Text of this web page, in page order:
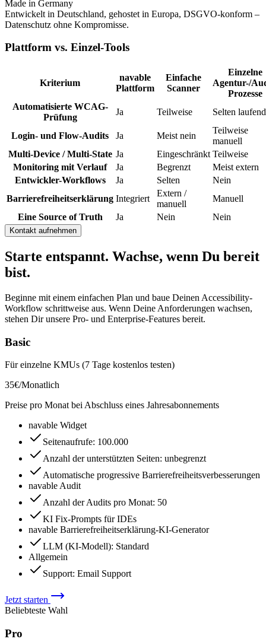
Made in Germany
Entwickelt in Deutschland, gehostet in Europa, DSGVO-konform –
Datenschutz ohne Kompromisse.
Plattform vs. Einzel-Tools
Kriterium
navable
Plattform
Einfache
Scanner
Einzelne
Agentur-/
Prozesse
Automatisierte WCAG-
Prüfung
Ja Teilweise Selten laufend
Login- und Flow-Audits Ja Meist nein
Teilweise
manuell
Multi-Device / Multi-State Ja Eingeschränkt Teilweise
Monitoring mit Verlauf
Ja Begrenzt
Meist extern
Entwickler-Workflows
Ja Selten
Nein
Barrierefreiheitserklärung Integriert
Extern /
manuell
Manuell
Eine Source of Truth
Ja Nein Nein
Kontakt aufnehmen
Starte entspannt. Wachse, wenn Du bereit
bist.
Beginne mit einem einfachen Plan und baue Deinen Accessibility-
Workflow schrittweise aus. Wenn Deine Anforderungen wachsen,
stehen Dir unsere Pro- und Enterprise-Features bereit.
Basic
Für einzelne KMUs (7 Tage kostenlos testen)
35€/Monatlich
Preise pro Monat bei Abschluss eines Jahresabonnements
navable Widget
Seitenaufrufe: 100.000
Anzahl der unterstützten Seiten: unbegrenzt
Automatische progressive Barrierefreiheitsverbesserungen
navable Audit
Anzahl der Audits pro Monat: 50
KI Fix-Prompts für IDEs
navable Barrierefreiheitserklärung-KI-Generator
LLM (KI-Modell): Standard
Allgemein
Support: Email Support
Jetzt starten
Beliebteste Wahl
Pro